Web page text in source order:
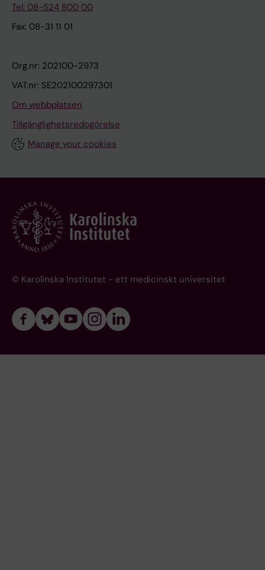
Tel: 08-524 800 00
Fax: 08-31 11 01
Org.nr: 202100-2973
VAT.nr: SE202100297301
Om webbplatsen
Tillgänglighetsredogörelse
Manage your cookies
© Karolinska Institutet - ett medicinskt universitet